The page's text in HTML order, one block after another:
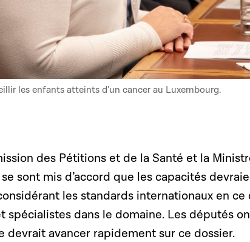
les enfants atteints d'un cancer au Luxembourg.
des Pétitions et de la Santé et la
sont mis d’accord que les capacités
les standards internationaux en ce
spécialistes dans le domaine. Les députés
devrait avancer rapidement sur ce dossier.